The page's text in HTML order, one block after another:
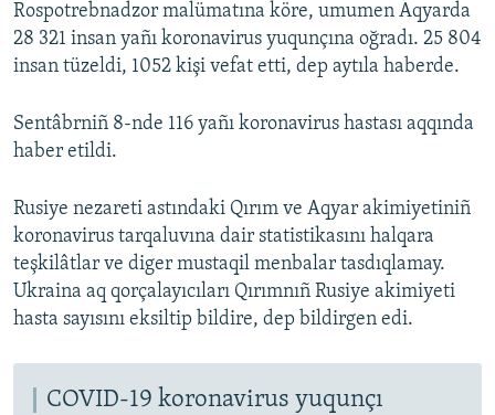
Rospotrebnadzor malümatına köre, umumen Aqyarda
28 321 insan yañı koronavirus yuqunçına oğradı. 25 804
insan tüzeldi, 1052 kişi vefat etti, dep aytıla haberde.
Sentâbrniñ 8-nde 116 yañı koronavirus hastası aqqında
haber etildi.
Rusiye nezareti astındaki Qırım ve Aqyar akimiyetiniñ
koronavirus tarqaluvına dair statistikasını halqara
teşkilâtlar ve diger mustaqil menbalar tasdıqlamay.
Ukraina aq qorçalayıcıları Qırımnıñ Rusiye akimiyeti
hasta sayısını eksiltip bildire, dep bildirgen edi.
COVID-19 koronavirus yuqunçı